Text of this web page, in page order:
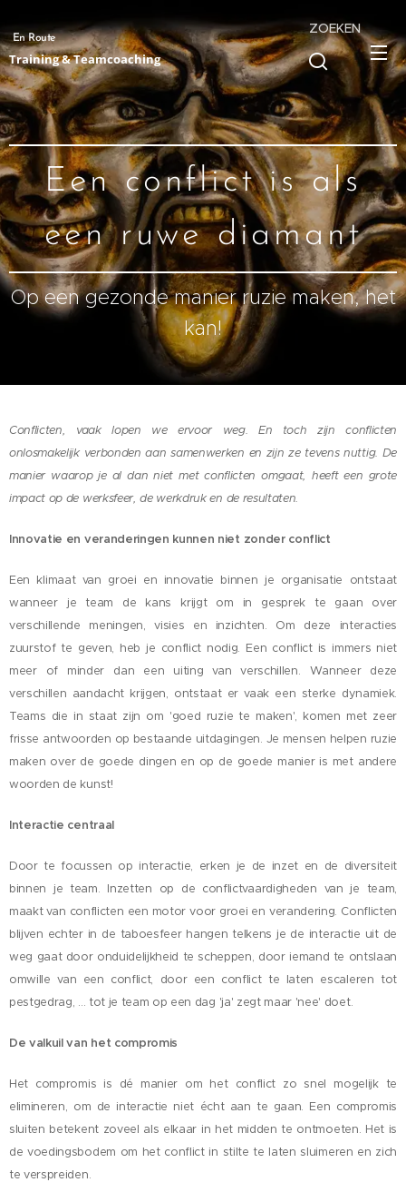
En Route
Training & Teamcoaching
ZOEKEN
Een conflict is als
een ruwe diamant
Op een gezonde manier ruzie maken, het
kan!
Conflicten, vaak lopen we ervoor weg. En toch zijn conflicten
onlosmakelijk verbonden aan samenwerken en zijn ze tevens nuttig. De
manier waarop je al dan niet met conflicten omgaat, heeft een grote
impact op de werksfeer, de werkdruk en de resultaten.
Innovatie en veranderingen kunnen niet zonder conflict
Een klimaat van groei en innovatie binnen je organisatie ontstaat
wanneer je team de kans krijgt om in gesprek te gaan over
verschillende meningen, visies en inzichten. Om deze interacties
zuurstof te geven, heb je conflict nodig. Een conflict is immers niet
meer of minder dan een uiting van verschillen. Wanneer deze
verschillen aandacht krijgen, ontstaat er vaak een sterke dynamiek.
Teams die in staat zijn om 'goed ruzie te maken', komen met zeer
frisse antwoorden op bestaande uitdagingen. Je mensen helpen ruzie
maken over de goede dingen en op de goede manier is met andere
woorden de kunst!
Interactie centraal
Door te focussen op interactie, erken je de inzet en de diversiteit
binnen je team. Inzetten op de conflictvaardigheden van je team,
maakt van conflicten een motor voor groei en verandering. Conflicten
blijven echter in de taboesfeer hangen telkens je de interactie uit de
weg gaat door onduidelijkheid te scheppen, door iemand te ontslaan
omwille van een conflict, door een conflict te laten escaleren tot
pestgedrag, ... tot je team op een dag 'ja' zegt maar 'nee' doet.
De valkuil van het compromis
Het compromis is dé manier om het conflict zo snel mogelijk te
elimineren, om de interactie niet écht aan te gaan. Een compromis
sluiten betekent zoveel als elkaar in het midden te ontmoeten. Het is
de voedingsbodem om het conflict in stilte te laten sluimeren en zich
te verspreiden.